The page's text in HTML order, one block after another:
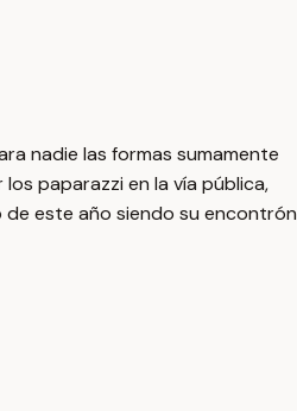
nadie las formas sumamente
paparazzi en la vía pública,
este año siendo su encontrón